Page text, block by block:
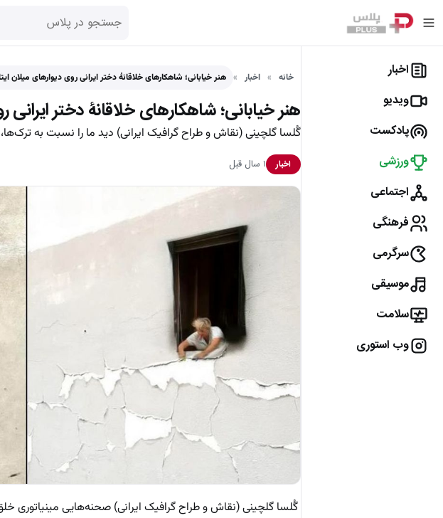
اخبار
ویدیو
پادکست
ورزشی
اجتماعی
فرهنگی
سرگرمی
موسیقی
سلامت
وب استوری
خانه اخبار هنر خیابانی؛ شاهکارهای خلاقانۀ دختر ایرانی روی دیوارهای میلان
هنر خیابانی؛ شاهکارهای خلاقانۀ دختر ایرانی
گُلسا گلچینی (نقاش و طراح گرافیک ایرانی) دید ما را نسبت به
اخبار ۱ سال قبل
گُلسا گلچینی (نقاش و طراح گرافیک ایرانی) صحنه‌هایی مینیاتوری